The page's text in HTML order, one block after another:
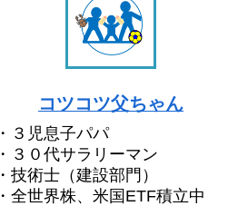
コツコツ父ちゃん
・３児息子パパ
・３０代サラリーマン
・技術士（建設部門）
・全世界株、米国ETF積立中